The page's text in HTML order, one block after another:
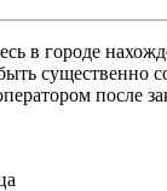
в городе
существенно
после